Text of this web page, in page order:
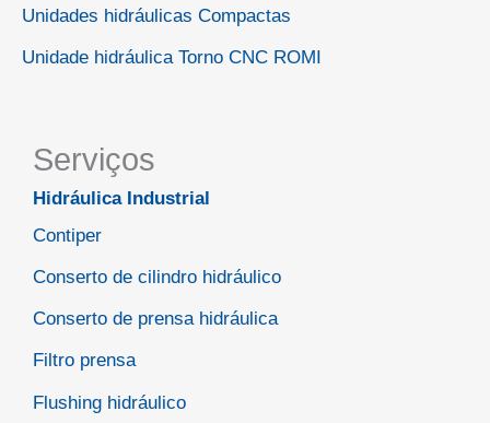
Unidades hidráulicas Compactas
Unidade hidráulica Torno CNC ROMI
Serviços
Hidráulica Industrial
Contiper
Conserto de cilindro hidráulico
Conserto de prensa hidráulica
Filtro prensa
Flushing hidráulico